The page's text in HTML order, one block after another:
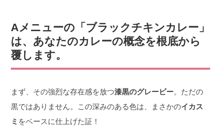
Aメニューの「ブラックチキンカレー」
は、あなたのカレーの概念を根底から
覆します。
まず、その強烈な存在感を放つ漆黒のグレービー。ただの
黒ではありません。この深みのある色は、まさかのイカス
ミ をベースに仕上げた証！